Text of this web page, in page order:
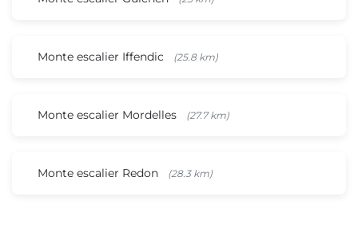
Monte escalier Iffendic (25.8 km)
Monte escalier Mordelles (27.7 km)
Monte escalier Redon (28.3 km)